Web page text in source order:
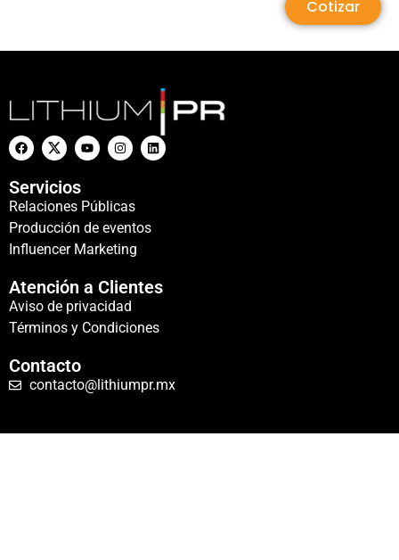
Cotizar
Servicios
Relaciones Públicas
Producción de eventos
Influencer Marketing
Atención a Clientes
Aviso de privacidad
Términos y Condiciones
Contacto
contacto@lithiumpr.mx